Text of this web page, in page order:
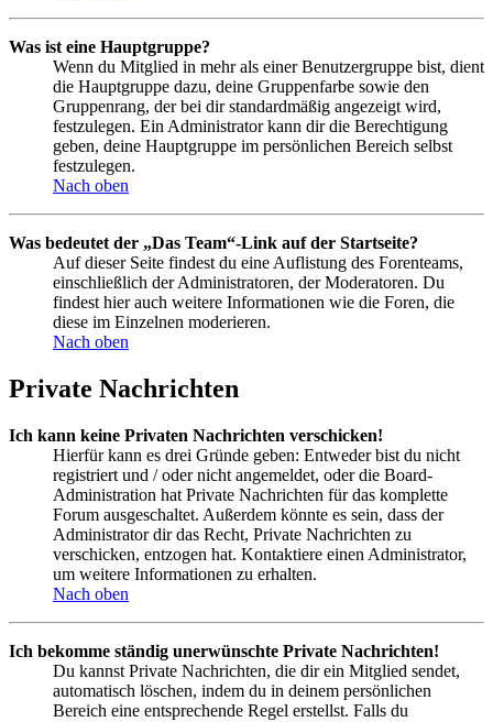
Was ist eine Hauptgruppe?
Wenn du Mitglied in mehr als einer Benutzergruppe bist, dient
die Hauptgruppe dazu, deine Gruppenfarbe sowie den
Gruppenrang, der bei dir standardmäßig angezeigt wird,
festzulegen. Ein Administrator kann dir die Berechtigung
geben, deine Hauptgruppe im persönlichen Bereich selbst
festzulegen.
Nach oben
Was bedeutet der „Das Team“-Link auf der Startseite?
Auf dieser Seite findest du eine Auflistung des Forenteams,
einschließlich der Administratoren, der Moderatoren. Du
findest hier auch weitere Informationen wie die Foren, die
diese im Einzelnen moderieren.
Nach oben
Private Nachrichten
Ich kann keine Privaten Nachrichten verschicken!
Hierfür kann es drei Gründe geben: Entweder bist du nicht
registriert und / oder nicht angemeldet, oder die Board-
Administration hat Private Nachrichten für das komplette
Forum ausgeschaltet. Außerdem könnte es sein, dass der
Administrator dir das Recht, Private Nachrichten zu
verschicken, entzogen hat. Kontaktiere einen Administrator,
um weitere Informationen zu erhalten.
Nach oben
Ich bekomme ständig unerwünschte Private Nachrichten!
Du kannst Private Nachrichten, die dir ein Mitglied sendet,
automatisch löschen, indem du in deinem persönlichen
Bereich eine entsprechende Regel erstellst. Falls du